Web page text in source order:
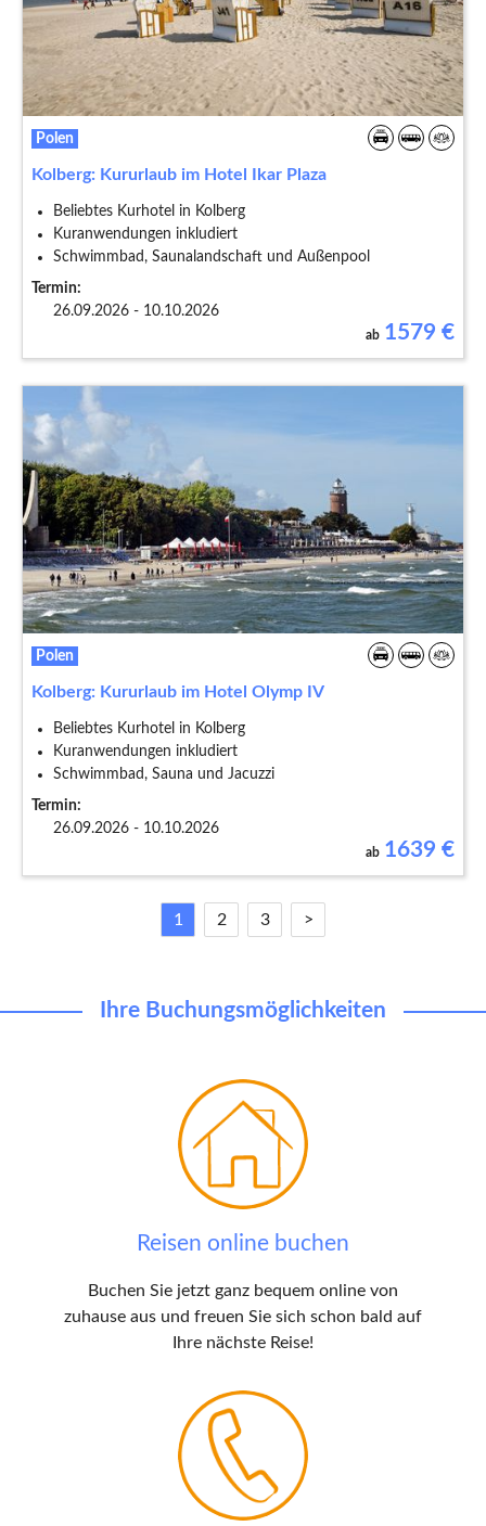
Polen
Kolberg: Kururlaub im Hotel Ikar Plaza
Beliebtes Kurhotel in Kolberg
Kuranwendungen inkludiert
Schwimmbad, Saunalandschaft und Außenpool
Termin:
26.09.2026 - 10.10.2026
ab 1579 €
Polen
Kolberg: Kururlaub im Hotel Olymp IV
Beliebtes Kurhotel in Kolberg
Kuranwendungen inkludiert
Schwimmbad, Sauna und Jacuzzi
Termin:
26.09.2026 - 10.10.2026
ab 1639 €
1 2 3 >
Ihre Buchungsmöglichkeiten
Reisen online buchen
Buchen Sie jetzt ganz bequem online von
zuhause aus und freuen Sie sich schon bald auf
Ihre nächste Reise!